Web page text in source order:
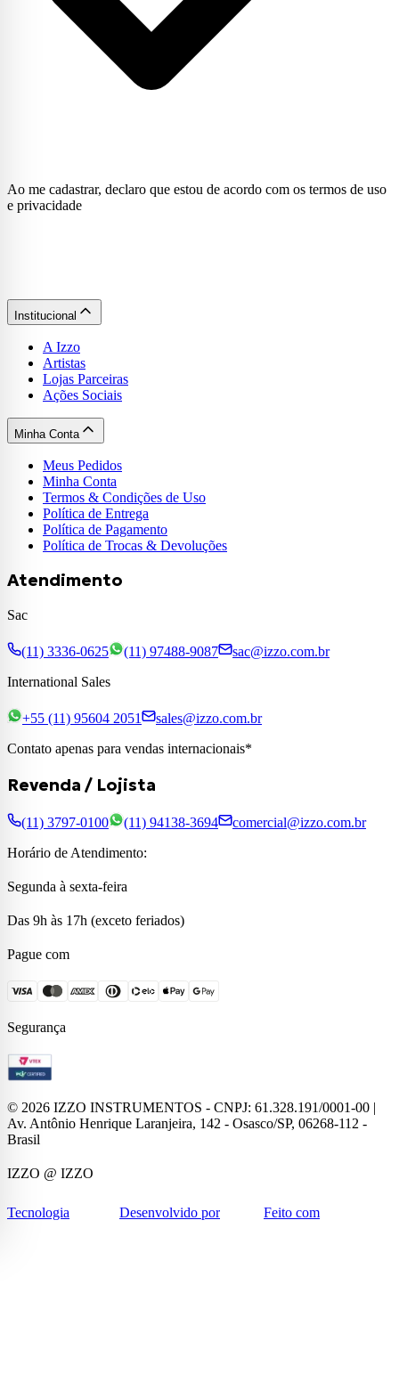
Ao me cadastrar, declaro que estou de acordo com os termos de uso
e privacidade
Institucional
A Izzo
Artistas
Lojas Parceiras
Ações Sociais
Minha Conta
Meus Pedidos
Minha Conta
Termos & Condições de Uso
Política de Entrega
Política de Pagamento
Política de Trocas & Devoluções
Atendimento
Sac
(11) 3336-0625 (11) 97488-9087
sac@izzo.com.br
International Sales
+55 (11) 95604 2051
sales@izzo.com.br
Contato apenas para vendas internacionais*
Revenda / Lojista
(11) 3797-0100 (11) 94138-3694
comercial@izzo.com.br
Horário de Atendimento:
Segunda à sexta-feira
Das 9h às 17h (exceto feriados)
Pague com
Segurança
© 2026 IZZO INSTRUMENTOS - CNPJ: 61.328.191/0001-00 |
Av. Antônio Henrique Laranjeira, 142 - Osasco/SP, 06268-112 -
Brasil
IZZO @ IZZO
Tecnologia Desenvolvido por Feito com